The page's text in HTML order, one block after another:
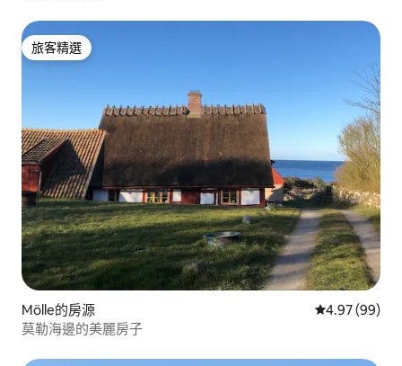
旅客精選
旅客精選
Mölle的房源 從 99 則評價
4.97 (99)
莫勒海邊的美麗房子